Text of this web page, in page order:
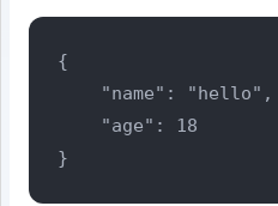
{
    "name": "hello",
    "age": 18
}